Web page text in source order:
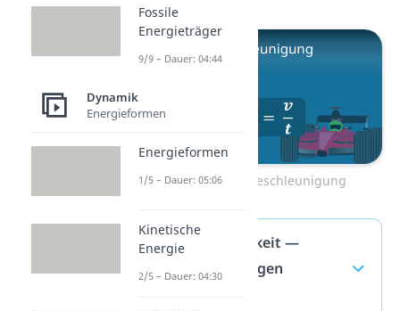
Zum Video: Beschleunigung
Geschwindigkeit —
häufigste Fragen
Fossile
Energieträger
9/9 – Dauer: 04:44
Dynamik
Energieformen
Energieformen
1/5 – Dauer: 05:06
Kinetische
Energie
2/5 – Dauer: 04:30